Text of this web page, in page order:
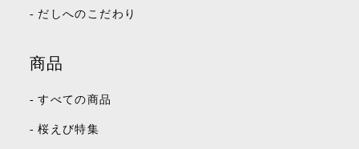
- だしへのこだわり
商品
- すべての商品
- 桜えび特集